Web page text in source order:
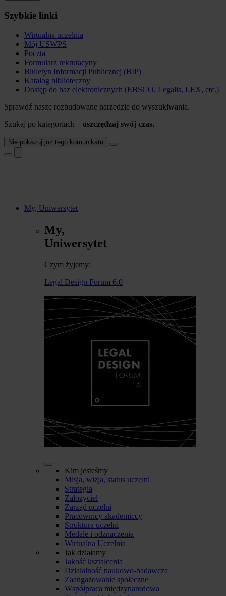
Szybkie linki
Wirtualna uczelnia
Mój USWPS
Poczta
Formularz rekrutacyny
Biuletyn Informacji Publicznej (BIP)
Katalog biblioteczny
Dostęp do baz elektronicznych (EBSCO, Legalis, LEX, etc.)
Sprawdź nasze rozbudowane narzędzie do wyszukiwania.
Szukaj po kategoriach – oszczędzaj swój czas.
Nie pokazuj już tego komunikatu
My, Uniwersytet
My,
Uniwersytet
Czym żyjemy:
Legal Design Forum 6.0
Kim jesteśmy
Misja, wizja, status uczelni
Strategia
Założyciel
Zarząd uczelni
Pracownicy akademiccy
Struktura uczelni
Medale i odznaczenia
Wirtualna Uczelnia
Jak działamy
Jakość kształcenia
Działalność naukowo-badawcza
Zaangażowanie społeczne
Współpraca międzynarodowa